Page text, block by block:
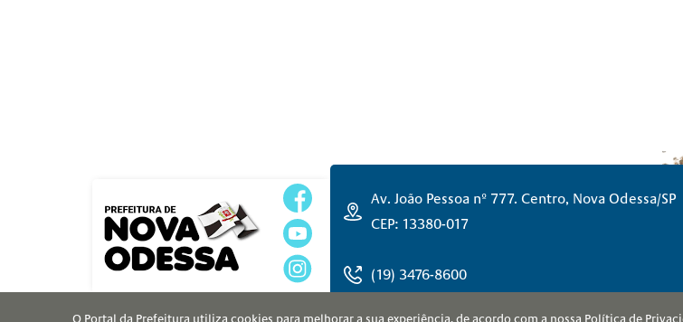
Av. João Pessoa nº 777. Centro, Nova Odessa/SP
CEP: 13380-017
(19) 3476-8600
O Portal da Prefeitura utiliza cookies para melhorar a sua experiência, de acordo com a nossa Política de